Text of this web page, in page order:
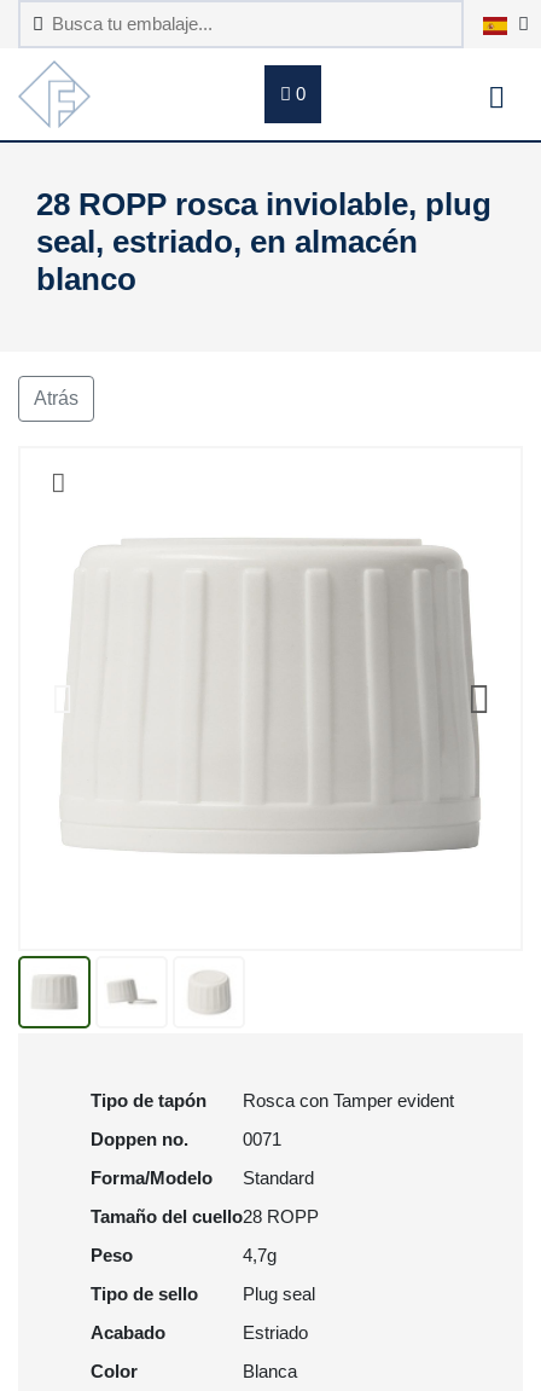
0
28 ROPP rosca inviolable, plug
seal, estriado, en almacén
blanco
Atrás
Tipo de tapón
Rosca con Tamper evident
Doppen no.
0071
Forma/Modelo
Standard
Tamaño del cuello28 ROPP
Peso
4,7g
Tipo de sello
Plug seal
Acabado
Estriado
Color
Blanca